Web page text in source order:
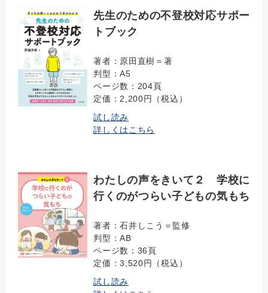
先生のための不登校対応サポー
トブック
著者：原田直樹＝著
判型：A5
ページ数：204頁
定価：2,200円（税込）
試し読み
詳しくはこちら
わたしの声をきいて２ 学校に
行くのがつらい子どもの気もち
著者：石井しこう＝監修
判型：AB
ページ数：36頁
定価：3,520円（税込）
試し読み